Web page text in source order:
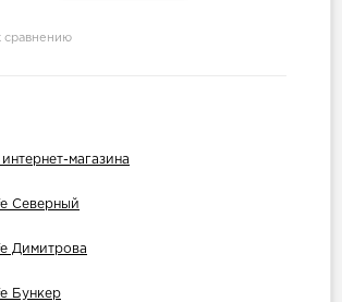
сравнению
магазина
Северный
Димитрова
Бункер